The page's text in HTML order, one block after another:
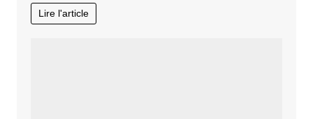
Lire l'article